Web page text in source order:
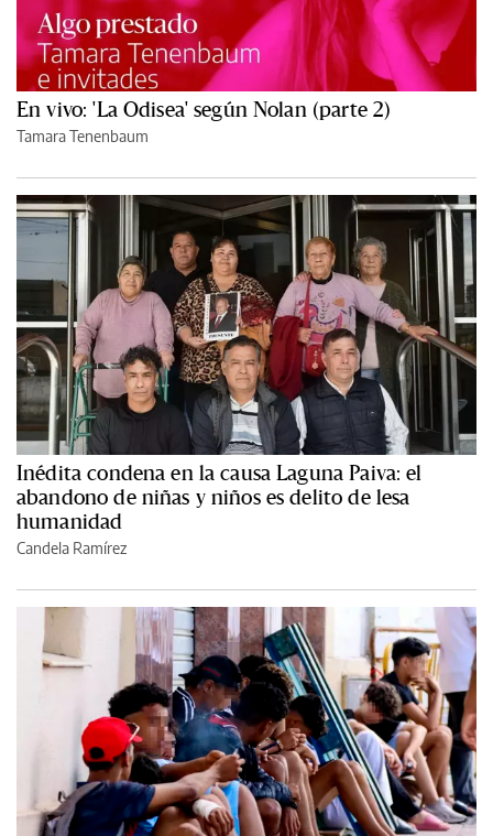
En vivo: 'La Odisea' según Nolan (parte 2)
Tamara Tenenbaum
Inédita condena en la causa Laguna Paiva: el
abandono de niñas y niños es delito de lesa
humanidad
Candela Ramírez